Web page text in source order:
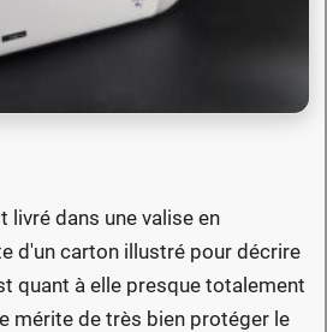
livré dans une valise en
d'un carton illustré pour décrire
quant à elle presque totalement
mérite de très bien protéger le